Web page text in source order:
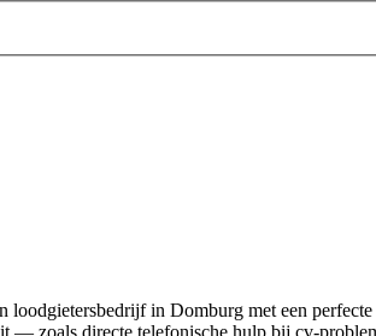
in Domburg met een
— zoals directe telefonische hulp bij cv-